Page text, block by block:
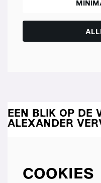
EEN BLIK OP DE
ALEXANDER
COOKIES